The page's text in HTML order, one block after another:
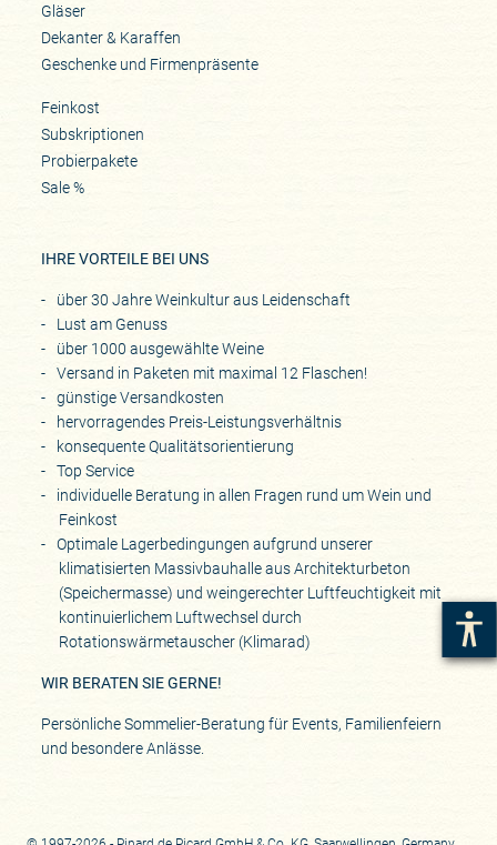
Gläser
Dekanter & Karaffen
Geschenke und Firmenpräsente
Feinkost
Subskriptionen
Probierpakete
Sale %
IHRE VORTEILE BEI UNS
über 30 Jahre Weinkultur aus Leidenschaft
Lust am Genuss
über 1000 ausgewählte Weine
Versand in Paketen mit maximal 12 Flaschen!
günstige Versandkosten
hervorragendes Preis-Leistungsverhältnis
konsequente Qualitätsorientierung
Top Service
individuelle Beratung in allen Fragen rund um Wein und
Feinkost
Optimale Lagerbedingungen aufgrund unserer
klimatisierten Massivbauhalle aus Architekturbeton
(Speichermasse) und weingerechter Luftfeuchtigkeit mit
kontinuierlichem Luftwechsel durch
Rotationswärmetauscher (Klimarad)
WIR BERATEN SIE GERNE!
Persönliche Sommelier-Beratung für Events, Familienfeiern
und besondere Anlässe.